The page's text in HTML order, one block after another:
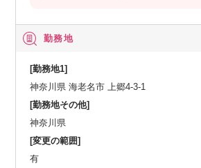
勤務地
[勤務地1]
神奈川県 海⽼名市 上郷4-3-1
[勤務地その他]
神奈川県
[変更の範囲]
有